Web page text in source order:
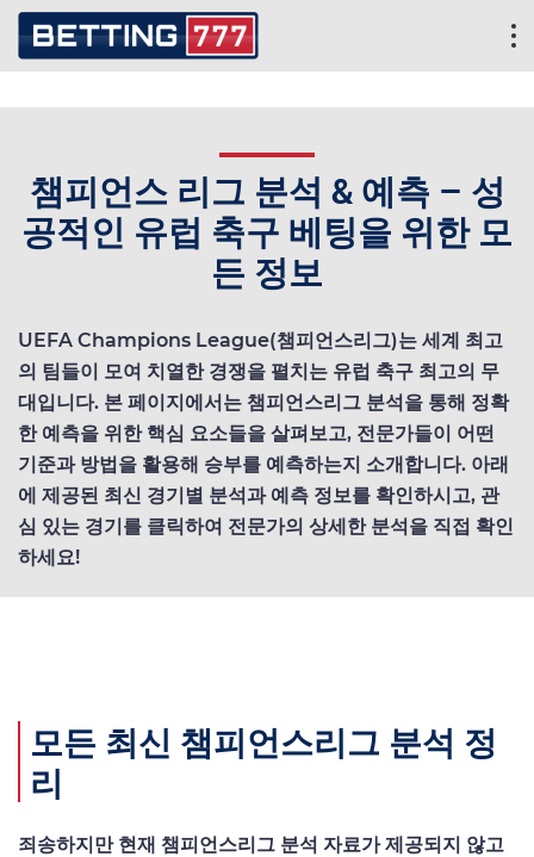
챔피언스 리그 분석 & 예측 – 성
공적인 유럽 축구 베팅을 위한 모
든 정보
UEFA Champions League(챔피언스리그)는 세계 최고
의 팀들이 모여 치열한 경쟁을 펼치는 유럽 축구 최고의 무
대입니다. 본 페이지에서는 챔피언스리그 분석을 통해 정확
한 예측을 위한 핵심 요소들을 살펴보고, 전문가들이 어떤
기준과 방법을 활용해 승부를 예측하는지 소개합니다. 아래
에 제공된 최신 경기별 분석과 예측 정보를 확인하시고, 관
심 있는 경기를 클릭하여 전문가의 상세한 분석을 직접 확인
하세요!
모든 최신 챔피언스리그 분석 정
리
죄송하지만 현재 챔피언스리그 분석 자료가 제공되지 않고